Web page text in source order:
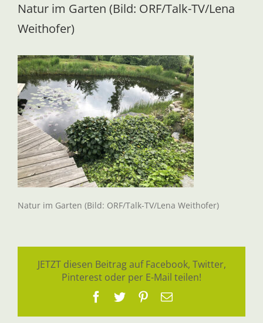
Natur im Garten (Bild: ORF/Talk-TV/Lena
Weithofer)
Natur im Garten (Bild: ORF/Talk-TV/Lena Weithofer)
JETZT diesen Beitrag auf Facebook, Twitter,
Pinterest oder per E-Mail teilen!
Facebook
TwitterPinterest
E-